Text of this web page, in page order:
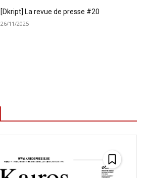
[Dkript] La revue de presse #20
26/11/2025